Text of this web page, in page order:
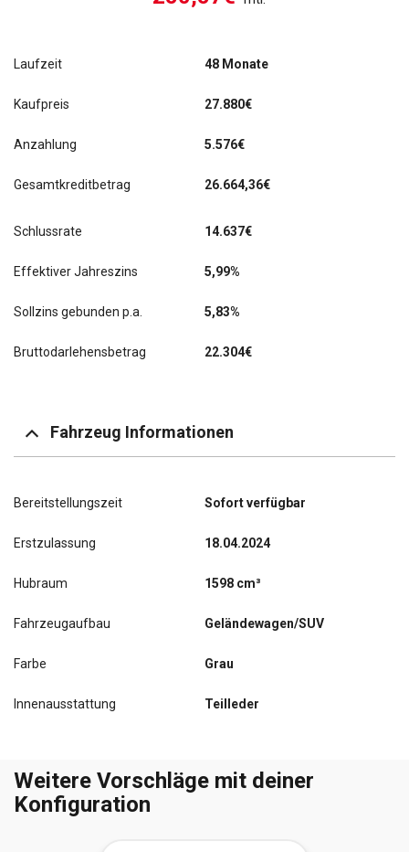
Laufzeit 48 Monate
Kaufpreis 27.880€
Anzahlung 5.576€
Gesamtkreditbetrag 26.664,36€
Schlussrate 14.637€
Effektiver Jahreszins 5,99%
Sollzins gebunden p.a. 5,83%
Bruttodarlehensbetrag 22.304€
Fahrzeug Informationen
Bereitstellungszeit Sofort verfügbar
Erstzulassung 18.04.2024
Hubraum 1598 cm³
Fahrzeugaufbau Geländewagen/SUV
Farbe Grau
Innenausstattung Teilleder
Weitere Vorschläge mit deiner
Konfiguration